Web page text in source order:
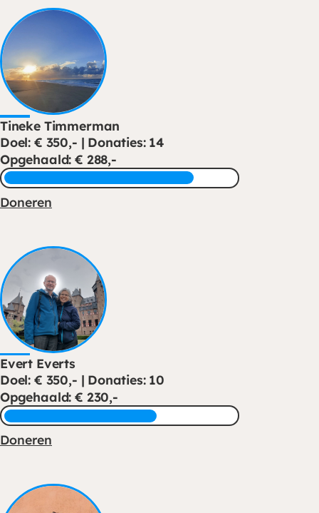
Tineke Timmerman
Doel: € 350,- | Donaties: 14
Opgehaald: € 288,-
Doneren
Evert Everts
Doel: € 350,- | Donaties: 10
Opgehaald: € 230,-
Doneren